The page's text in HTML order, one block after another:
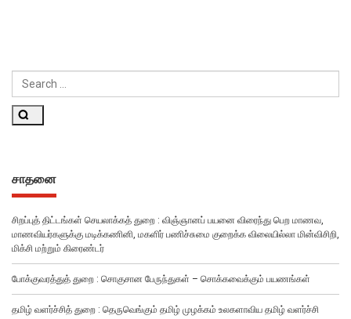
சாதனை
சிறப்புத் திட்டங்கள் செயலாக்கத் துறை : விஞ்ஞானப் பயனை விரைந்து பெற மாணவ,
மாணவியர்களுக்கு மடிக்கணினி, மகளிர் பணிச்சுமை குறைக்க விலையில்லா மின்விசிறி,
மிக்சி மற்றும் கிரைண்டர்
போக்குவரத்துத் துறை : சொகுசான பேருந்துகள் – சொக்கவைக்கும் பயணங்கள்
தமிழ் வளர்ச்சித் துறை : தெருவெங்கும் தமிழ் முழக்கம் உலகளாவிய தமிழ் வளர்ச்சி